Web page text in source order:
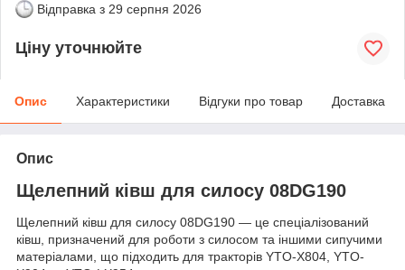
Відправка з 29 серпня 2026
Ціну уточнюйте
Опис Характеристики Відгуки про товар Доставка
Опис
Щелепний ківш для силосу 08DG190
Щелепний ківш для силосу 08DG190 — це спеціалізований
ківш, призначений для роботи з силосом та іншими сипучими
матеріалами, що підходить для тракторів YTO-X804, YTO-